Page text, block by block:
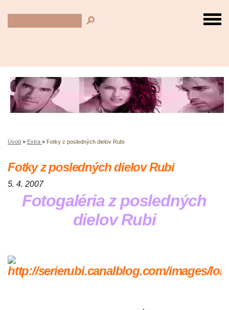
Úvod » Extra » Fotky z posledných dielov Rubi
Fotky z posledných dielov Rubi
5. 4. 2007
Fotogaléria z posledných
dielov Rubi